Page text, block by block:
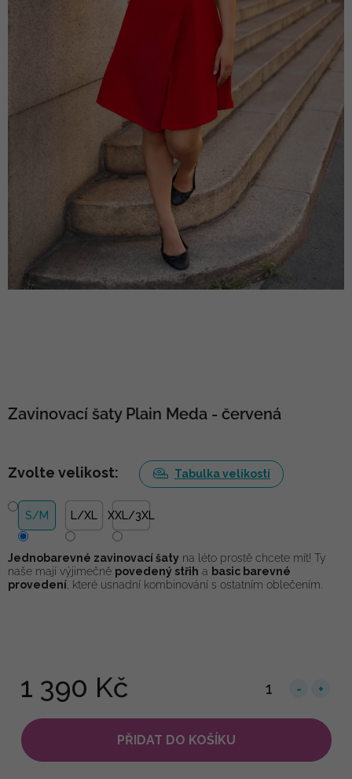
Zavinovací šaty Plain Meda - červená
1 390 Kč
PŘIDAT DO KOŠÍKU
Zvolte velikost: Tabulka velikostí
S/M L/XL XXL/3XL
Jednobarevné zavinovací šaty na léto prostě chcete mít! Ty
naše mají výjimečně povedený střih a basic barevné
provedení , které usnadní kombinování s ostatním oblečením.